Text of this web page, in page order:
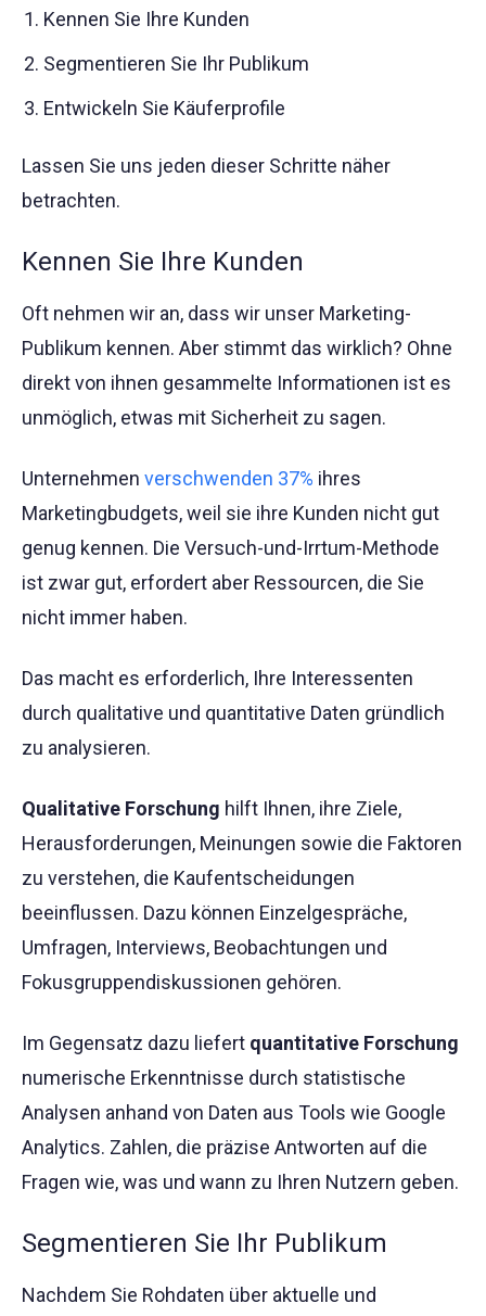
Kennen Sie Ihre Kunden
Segmentieren Sie Ihr Publikum
Entwickeln Sie Käuferprofile
Lassen Sie uns jeden dieser Schritte näher
betrachten.
Kennen Sie Ihre Kunden
Oft nehmen wir an, dass wir unser Marketing-
Publikum kennen. Aber stimmt das wirklich? Ohne
direkt von ihnen gesammelte Informationen ist es
unmöglich, etwas mit Sicherheit zu sagen.
Unternehmen verschwenden 37% ihres
Marketingbudgets, weil sie ihre Kunden nicht gut
genug kennen. Die Versuch-und-Irrtum-Methode
ist zwar gut, erfordert aber Ressourcen, die Sie
nicht immer haben.
Das macht es erforderlich, Ihre Interessenten
durch qualitative und quantitative Daten gründlich
zu analysieren.
Qualitative Forschung hilft Ihnen, ihre Ziele,
Herausforderungen, Meinungen sowie die Faktoren
zu verstehen, die Kaufentscheidungen
beeinflussen. Dazu können Einzelgespräche,
Umfragen, Interviews, Beobachtungen und
Fokusgruppendiskussionen gehören.
Im Gegensatz dazu liefert quantitative Forschung
numerische Erkenntnisse durch statistische
Analysen anhand von Daten aus Tools wie Google
Analytics. Zahlen, die präzise Antworten auf die
Fragen wie, was und wann zu Ihren Nutzern geben.
Segmentieren Sie Ihr Publikum
Nachdem Sie Rohdaten über aktuelle und